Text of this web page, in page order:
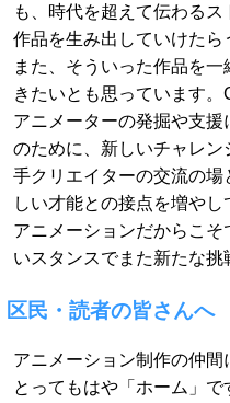
も、時代を超えて伝わる
作品を生み出していけたら
また、そういった作品を
きたいとも思っています
アニメーターの発掘や支
のために、新しいチャレ
手クリエイターの交流の
しい才能との接点を増やし
アニメーションだからこ
いスタンスでまた新たな挑
区民・読者の皆さんへ
アニメーション制作の仲
とってもはや「ホーム」